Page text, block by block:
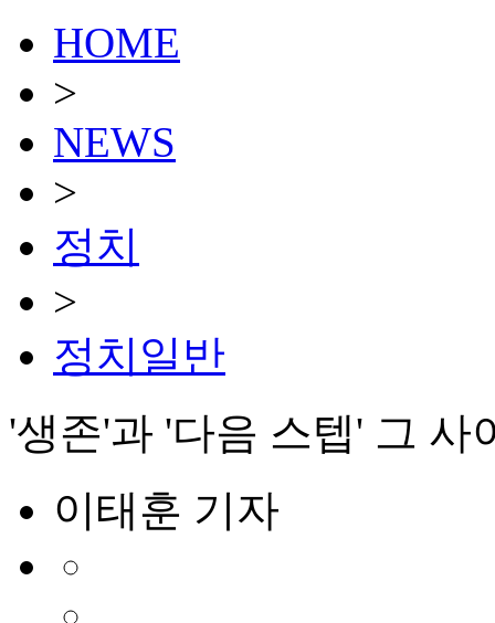
HOME
>
NEWS
>
정치
>
정치일반
'생존'과 '다음 스텝' 그
이태훈 기자